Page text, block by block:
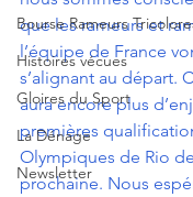
Bourse Rameurs
Histoires vécues
Gloires du Sport
La Dénage
Newsletter
que les rameurs et
l’équipe de France
s’alignant au départ.
aura encore plus
premières
Olympiques de Rio
prochaine. Nous